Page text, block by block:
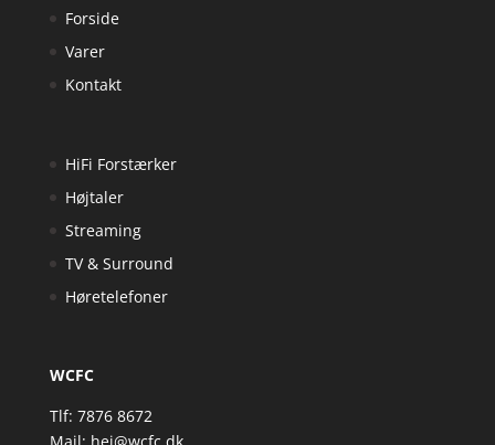
Forside
Varer
Kontakt
HiFi Forstærker
Højtaler
Streaming
TV & Surround
Høretelefoner
WCFC
Tlf: 7876 8672